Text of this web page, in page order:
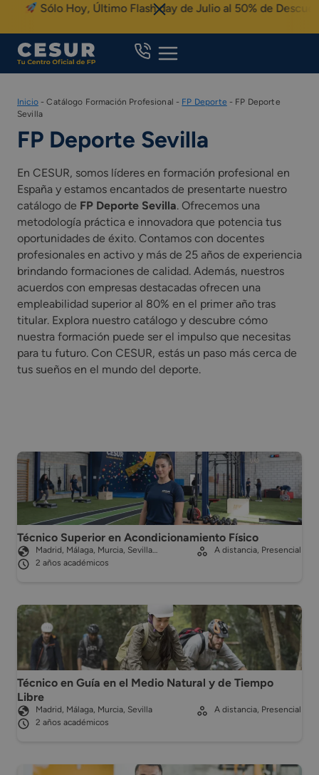
content
Sólo Hoy, Último Flash day de Julio al 50% de Descuento
Inicio-Catálogo Formación Profesional - FP Deporte - FP Deporte
Sevilla
FP Deporte Sevilla
En CESUR, somos líderes en formación profesional en
España y estamos encantados de presentarte nuestro
catálogo de FP Deporte Sevilla. Ofrecemos una
metodología práctica e innovadora que potencia tus
oportunidades de éxito. Contamos con docentes
profesionales en activo y más de 25 años de experiencia
brindando formaciones de calidad. Además, nuestros
acuerdos con empresas destacadas ofrecen una
empleabilidad superior al 80% en el primer año tras
titular. Explora nuestro catálogo y descubre cómo
nuestra formación puede ser el impulso que necesitas
para tu futuro. Con CESUR, estás un paso más cerca de
tus sueños en el mundo del deporte.
Técnico Superior en Acondicionamiento Físico
Madrid, Málaga, Murcia, Sevilla…
2 años académicos
A distancia, Presencial
Técnico en Guía en el Medio Natural y de Tiempo
Libre
Madrid, Málaga, Murcia, Sevilla
2 años académicos
A distancia, Presencial